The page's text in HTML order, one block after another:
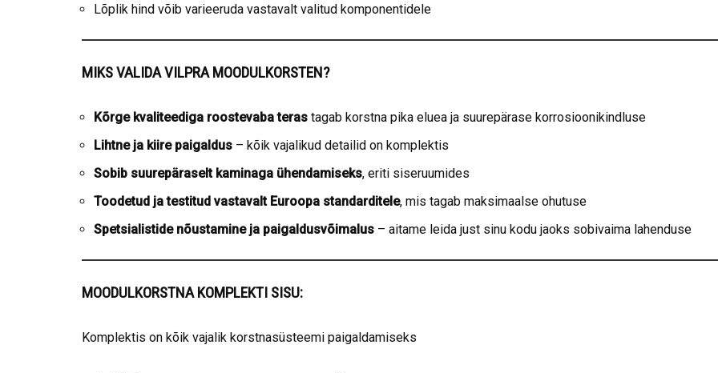
Lõplik hind võib varieeruda vastavalt valitud komponentidele
MIKS VALIDA VILPRA MOODULKORSTEN?
Kõrge kvaliteediga roostevaba teras tagab korstna pika eluea ja suurepärase korrosioonikindluse
Lihtne ja kiire paigaldus – kõik vajalikud detailid on komplektis
Sobib suurepäraselt kaminaga ühendamiseks, eriti siseruumides
Toodetud ja testitud vastavalt Euroopa standarditele, mis tagab maksimaalse ohutuse
Spetsialistide nõustamine ja paigaldusvõimalus – aitame leida just sinu kodu jaoks sobivaima lahenduse
MOODULKORSTNA KOMPLEKTI SISU:
Komplektis on kõik vajalik korstnasüsteemi paigaldamiseks